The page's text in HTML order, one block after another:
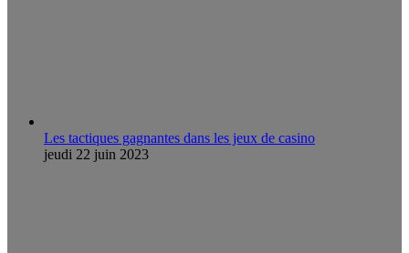
Les tactiques gagnantes dans les jeux de casino
jeudi 22 juin 2023